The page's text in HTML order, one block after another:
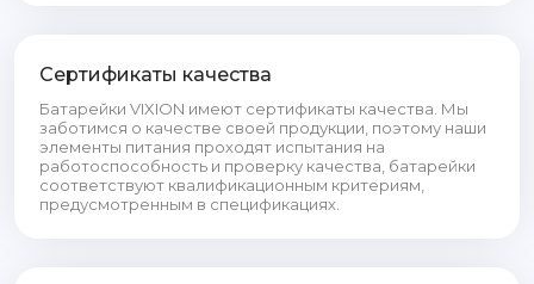
Сертификаты качества
Батарейки VIXION имеют сертификаты качества. Мы
заботимся о качестве своей продукции, поэтому наши
элементы питания проходят испытания на
работоспособность и проверку качества, батарейки
соответствуют квалификационным критериям,
предусмотренным в спецификациях.